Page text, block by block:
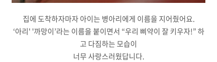
집에 도착하자마자 아이는 병아리에게 이름을 지어줬어요.
‘아리' '까망이’라는 이름을 붙이면서 “우리 삐약이 잘 키우자!” 하
고 다짐하는 모습이
너무 사랑스러웠답니다.